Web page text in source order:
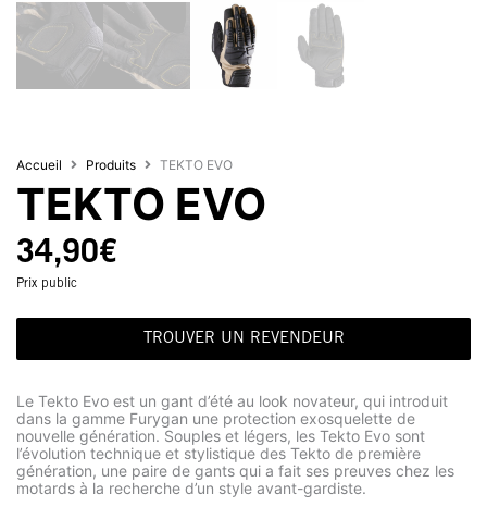
Accueil Produits TEKTO EVO
TEKTO EVO
34,90€
Prix public
TROUVER UN REVENDEUR
Le Tekto Evo est un gant d’été au look novateur, qui introduit
dans la gamme Furygan une protection exosquelette de
nouvelle génération. Souples et légers, les Tekto Evo sont
l’évolution technique et stylistique des Tekto de première
génération, une paire de gants qui a fait ses preuves chez les
motards à la recherche d’un style avant-gardiste.